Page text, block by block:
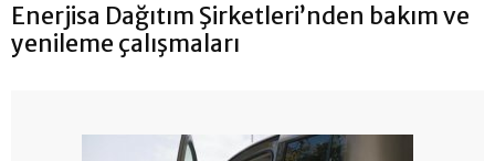
Enerjisa Dağıtım Şirketleri’nden bakım ve
yenileme çalışmaları